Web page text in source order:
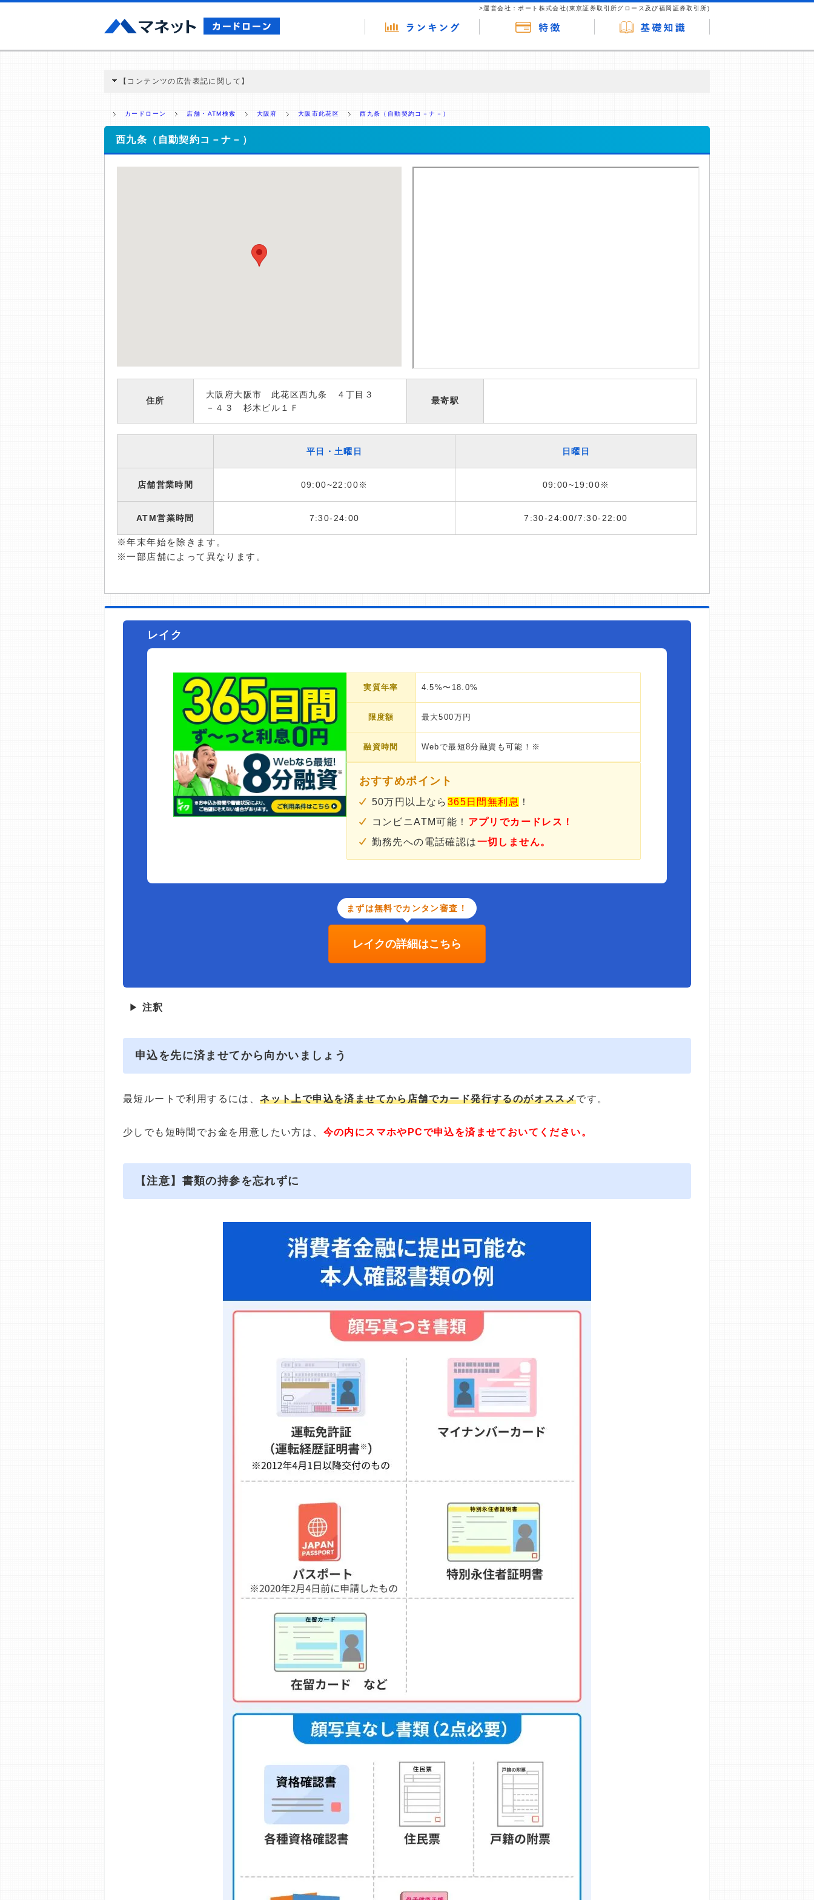
>運営会社：ポート株式会社(東京証券取引所グロース及び福岡証券取引所)
【コンテンツの広告表記に関して】
ミ収集などに基づき、公平性を担保した情報提供を行っています。
>提携企業一覧
カードローン 店舗・ATM検索 大阪府 大阪市此花区 西九条（自動契約コ－ナ－）
西九条（自動契約コ－ナ－）
住所
大阪府大阪市 此花区西九条 ４丁目３
－４３ 杉木ビル１Ｆ
最寄駅
平日・土曜日 日曜日
店舗営業時間 09:00~22:00※ 09:00~19:00※
ATM営業時間 7:30-24:00 7:30-24:00/7:30-22:00
※年末年始を除きます。
※一部店舗によって異なります。
レイク
実質年率 4.5%〜18.0%
限度額 最大500万円
融資時間 Webで最短8分融資も可能！※
おすすめポイント
50万円以上なら 365日間無利息 ！
コンビニATM可能！ アプリでカードレス！
勤務先への電話確認は一切しません。
まずは無料でカンタン審査！
レイクの詳細はこちら
▶ 注釈
申込を先に済ませてから向かいましょう
最短ルートで利用するには、ネット上で申込を済ませてから店舗でカード発行するのがオススメです。
少しでも短時間でお金を用意したい方は、 今の内にスマホやPCで申込を済ませておいてください。
【注意】書類の持参を忘れずに